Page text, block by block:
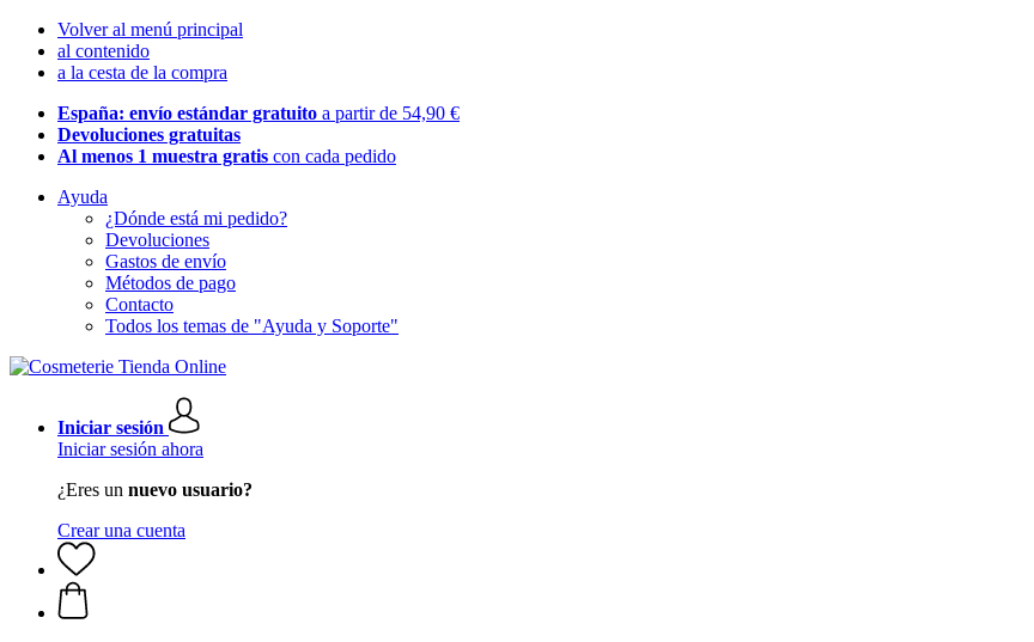
Volver al menú principal
al contenido
a la cesta de la compra
España: envío estándar gratuito a partir de 54,90 €
Devoluciones gratuitas
Al menos 1 muestra gratis con cada pedido
Ayuda
¿Dónde está mi pedido?
Devoluciones
Gastos de envío
Métodos de pago
Contacto
Todos los temas de "Ayuda y Soporte"
Iniciar sesión
Iniciar sesión ahora
¿Eres un nuevo usuario?
Crear una cuenta